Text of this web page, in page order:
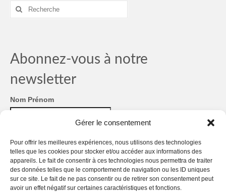
Gérer le consentement
Pour offrir les meilleures expériences, nous utilisons des technologies
telles que les cookies pour stocker et/ou accéder aux informations des
appareils. Le fait de consentir à ces technologies nous permettra de traiter
des données telles que le comportement de navigation ou les ID uniques
sur ce site. Le fait de ne pas consentir ou de retirer son consentement peut
avoir un effet négatif sur certaines caractéristiques et fonctions.
Rechercher
Abonnez-vous à notre
newsletter
Nom Prénom
RGPD*
RGPD
Nous gardons vos données privées et ne les partageons